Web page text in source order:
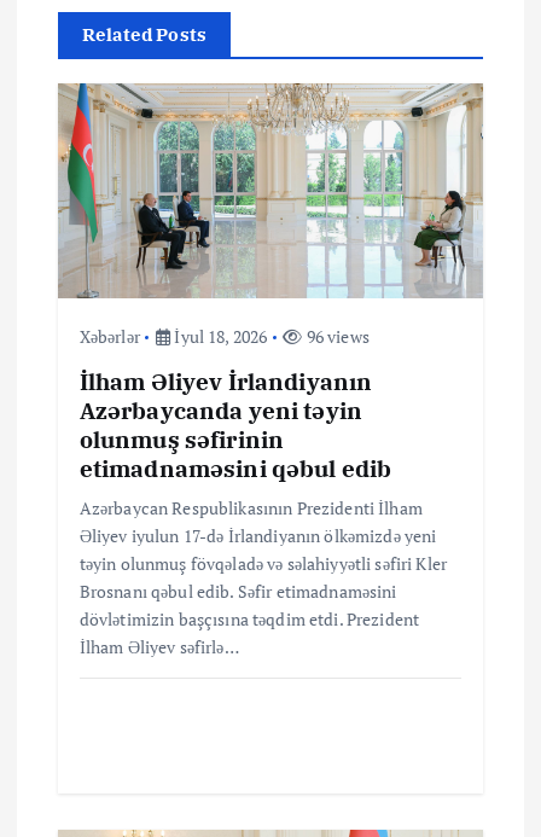
v
q
a
Related Posts
Xəbərlər İyul 18, 2026 96 views
İlham Əliyev İrlandiyanın
Azərbaycanda yeni təyin
olunmuş səfirinin
etimadnaməsini qəbul edib
Azərbaycan Respublikasının Prezidenti İlham
Əliyev iyulun 17-də İrlandiyanın ölkəmizdə yeni
təyin olunmuş fövqəladə və səlahiyyətli səfiri Kler
Brosnanı qəbul edib. Səfir etimadnaməsini
dövlətimizin başçısına təqdim etdi. Prezident
İlham Əliyev səfirlə…